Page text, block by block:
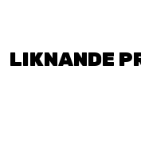
LIKNANDE